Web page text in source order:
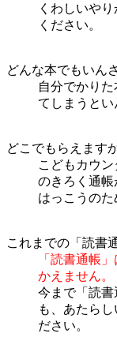
くわしいや
ください。
どんな本でもいん
自分でかり
てしまうとい
どこでもらえます
こどもカウ
のきろく通帳
はっこうのた
これまでの「読書
「読書通帳
かえません。
今まで「読
も、あたら
ださい。